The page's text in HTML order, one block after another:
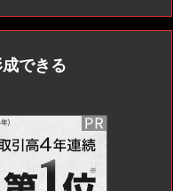
できる